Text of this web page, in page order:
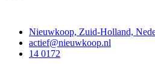
Nieuwkoop, Zuid-Holland,
actief@nieuwkoop.nl
14 0172